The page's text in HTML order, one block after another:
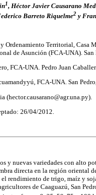
1, Héctor Javier Causarano
Barreto Riquelme2y
Ordenamiento Territorial, Casa
de Asunción (FCA-UNA). San
FCA-UNA. Pedro Juan
FCA-UNA. San
(hector.causarano@agr.una.py).
26/04/2012.
y nuevas variedades con alto
directa en la región oriental
rendimiento de trigo, maíz y
de Caaguazú, San